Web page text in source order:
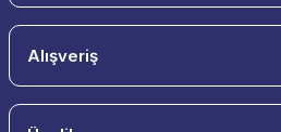
Alışveriş